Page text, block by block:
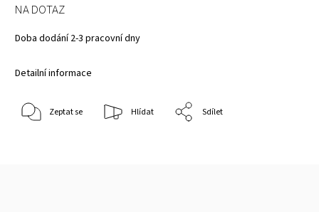
NA DOTAZ
Doba dodání 2-3 pracovní dny
Detailní informace
Zeptat se Hlídat Sdílet